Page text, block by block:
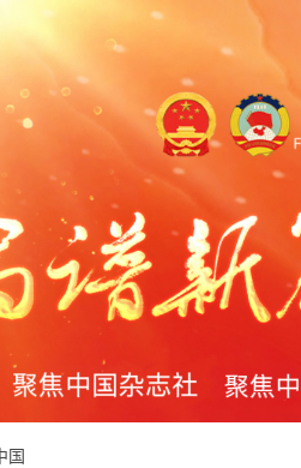
办《创引未来》2025新品发布会
会监督工作成果显著 助力经济健康发展
镇树人镇多形式庆祝农民丰收节
”竞争，有何良策？
产品亮相第八届多哈国际海事防务展
中和发展力指数实现稳定增长
召开四川省委政法委委务会会议传达学
——保定市住建局率先建立建设工程合
国